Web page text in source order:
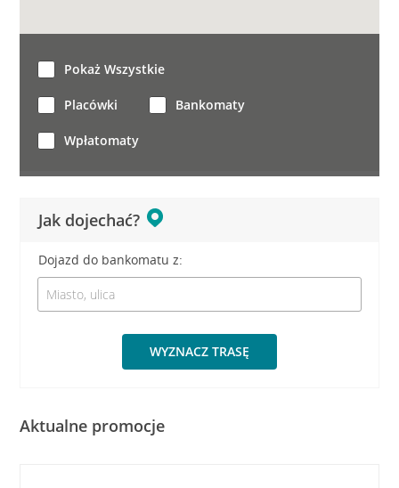
Jak dojechać?
Dojazd do bankomatu z:
WYZNACZ TRASĘ
Pokaż Wszystkie
Placówki Bankomaty
Wpłatomaty
Aktualne promocje